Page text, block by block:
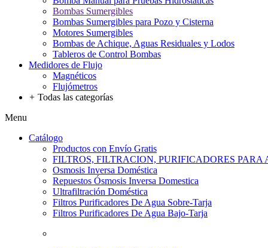
Bombas Sumergibles
Bombas Sumergibles para Pozo y Cisterna
Motores Sumergibles
Bombas de Achique, Aguas Residuales y Lodos
Tableros de Control Bombas
Medidores de Flujo
Magnéticos
Flujómetros
+ Todas las categorías
Menu
Catálogo
Productos con Envío Gratis
FILTROS, FILTRACION, PURIFICADORES PARA
Osmosis Inversa Doméstica
Repuestos Ósmosis Inversa Domestica
Ultrafiltración Doméstica
Filtros Purificadores De Agua Sobre-Tarja
Filtros Purificadores De Agua Bajo-Tarja